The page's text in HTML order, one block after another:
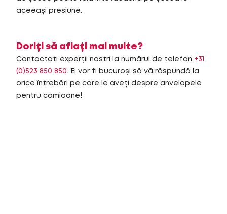
aceeași presiune.
Doriți să aflați mai multe?
Contactați experții noștri la numărul de telefon +31
(0)523 850 850. Ei vor fi bucuroși să vă răspundă la
orice întrebări pe care le aveți despre anvelopele
pentru camioane!